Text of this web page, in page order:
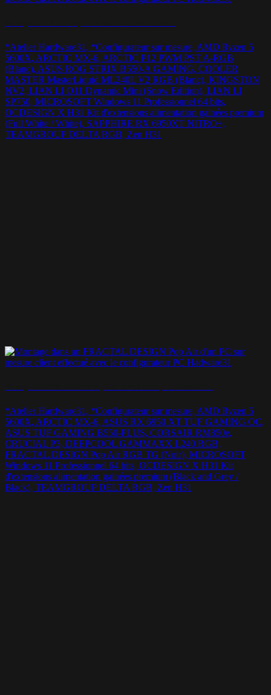
*Atelier Hardware31, *Configurateur sur mesure, AMD Ryzen 5
5600X, ARCTIC MX-6, ARCTIC P12 PWM PST A-RGB
(Blanc), ASUS ROG STRIX B550-A GAMING, COOLER
MASTER MasterLiquid ML240L V2 RGB (Blanc), KINGSTON
NV2, LIAN LI O11 Dynamic Mini (Snow Edition), LIAN LI
SP750, MICROSOFT Windows 11 Professionnel 64 bits,
OCDESIGN X H31 Kit d'extensions alimentation gainées premium
(Full White / White), SAPPHIRE RX 6950XT NITRO+,
TEAMGROUP DELTA RGB, Zen H31
*Atelier Hardware31, *Configurateur sur mesure, AMD Ryzen 5
5600X, ARCTIC MX-6, ASUS RX 6950 XT TUF GAMING OC,
ASUS TUF GAMING B550-PLUS, CORSAIR RM850e,
CRUCIAL P3, DEEPCOOL GAMMAXX L240 RGB,
FRACTAL DESIGN Pop Air RGB TG (Noir), MICROSOFT
Windows 11 Professionnel 64 bits, OCDESIGN X H31 Kit
d'extensions alimentation gainées premium (Black and Grey /
Black), TEAMGROUP DELTA RGB, Zen H31